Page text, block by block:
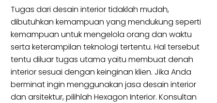
Tugas dari desain interior tidaklah mudah,
dibutuhkan kemampuan yang mendukung seperti
kemampuan untuk mengelola orang dan waktu
serta keterampilan teknologi tertentu. Hal tersebut
tentu diluar tugas utama yaitu membuat denah
interior sesuai dengan keinginan klien. Jika Anda
berminat ingin menggunakan jasa desain interior
dan arsitektur, pilihlah Hexagon Interior. Konsultan